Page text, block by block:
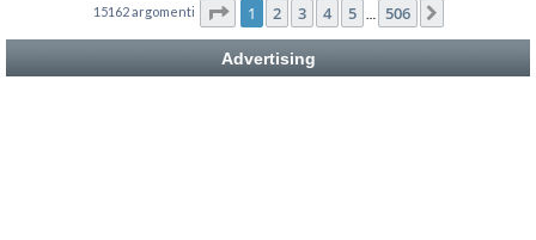
15162 argomenti Pagina di 506
1 2 3 4 5 506
Advertising